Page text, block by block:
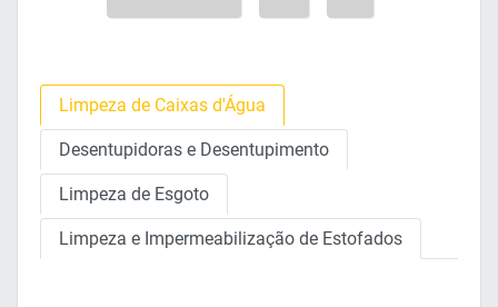
Limpeza de Caixas d'Água
Desentupidoras e Desentupimento
Limpeza de Esgoto
Limpeza e Impermeabilização de Estofados